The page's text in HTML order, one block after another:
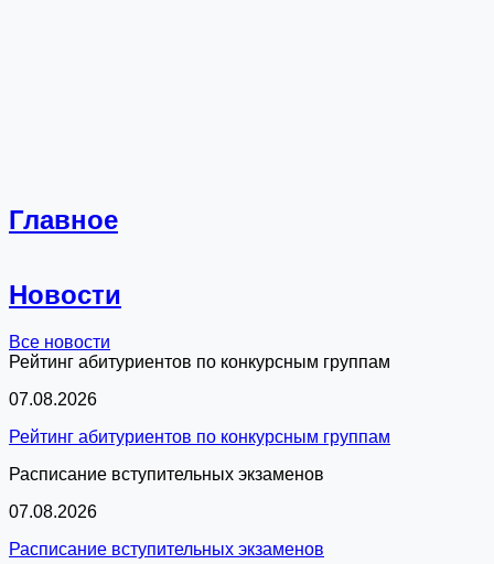
Главное
Новости
Все новости
Рейтинг абитуриентов по конкурсным группам
07.08.2026
Рейтинг абитуриентов по конкурсным группам
Расписание вступительных экзаменов
07.08.2026
Расписание вступительных экзаменов